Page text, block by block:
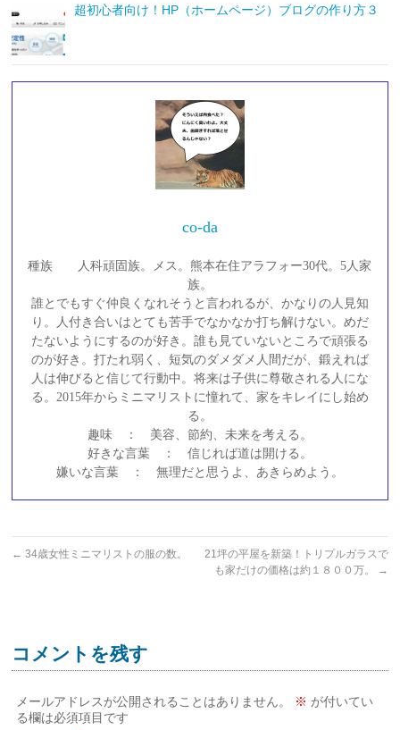
超初心者向け！HP（ホームページ）ブログの作り方３
co-da
種族 人科頑固族。メス。熊本在住アラフォー30代。5人家
族。
誰とでもすぐ仲良くなれそうと言われるが、かなりの人見知
り。人付き合いはとても苦手でなかなか打ち解けない。めだ
たないようにするのが好き。誰も見ていないところで頑張る
のが好き。打たれ弱く、短気のダメダメ人間だが、鍛えれば
人は伸びると信じて行動中。将来は子供に尊敬される人にな
る。2015年からミニマリストに憧れて、家をキレイにし始め
る。
趣味 ： 美容、節約、未来を考える。
好きな言葉 ： 信じれば道は開ける。
嫌いな言葉 ： 無理だと思うよ、あきらめよう。
← 34歳女性ミニマリストの服の数。
21坪の平屋を新築！トリプルガラスで
も家だけの価格は約１８００万。
→
コメントを残す
メールアドレスが公開されることはありません。 ※ が付いてい
る欄は必須項目です